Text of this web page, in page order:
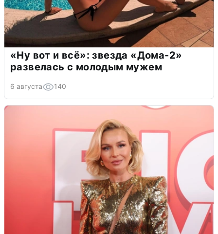
«Ну вот и всё»: звезда «Дома-2»
развелась с молодым мужем
6 августа 140